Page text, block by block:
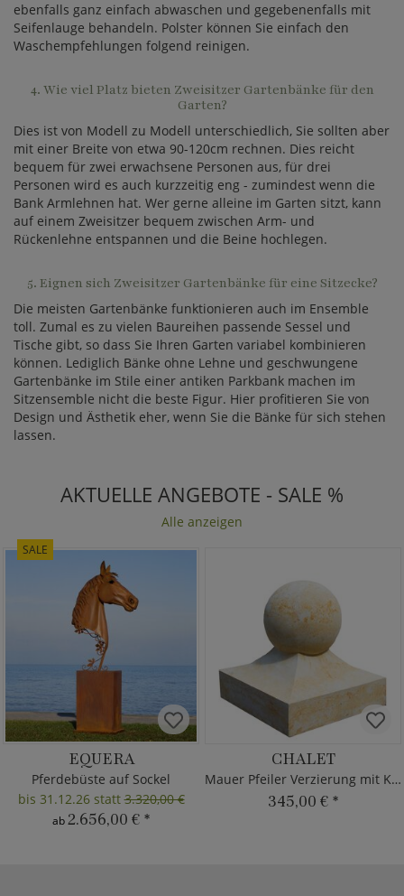
ebenfalls ganz einfach abwaschen und gegebenenfalls mit
Seifenlauge behandeln. Polster können Sie einfach den
Waschempfehlungen folgend reinigen.
4. Wie viel Platz bieten Zweisitzer Gartenbänke für den
Garten?
Dies ist von Modell zu Modell unterschiedlich, Sie sollten aber
mit einer Breite von etwa 90-120cm rechnen. Dies reicht
bequem für zwei erwachsene Personen aus, für drei
Personen wird es auch kurzzeitig eng - zumindest wenn die
Bank Armlehnen hat. Wer gerne alleine im Garten sitzt, kann
auf einem Zweisitzer bequem zwischen Arm- und
Rückenlehne entspannen und die Beine hochlegen.
5. Eignen sich Zweisitzer Gartenbänke für eine Sitzecke?
Die meisten Gartenbänke funktionieren auch im Ensemble
toll. Zumal es zu vielen Baureihen passende Sessel und
Tische gibt, so dass Sie Ihren Garten variabel kombinieren
können. Lediglich Bänke ohne Lehne und geschwungene
Gartenbänke im Stile einer antiken Parkbank machen im
Sitzensemble nicht die beste Figur. Hier profitieren Sie von
Design und Ästhetik eher, wenn Sie die Bänke für sich stehen
lassen.
AKTUELLE ANGEBOTE - SALE %
Alle anzeigen
SALE
EQUERA
Pferdebüste auf Sockel
bis 31.12.26 statt3.320,00 €
ab2.656,00 € *
CHALET
Mauer Pfeiler Verzierung mit Kugel
345,00 € *